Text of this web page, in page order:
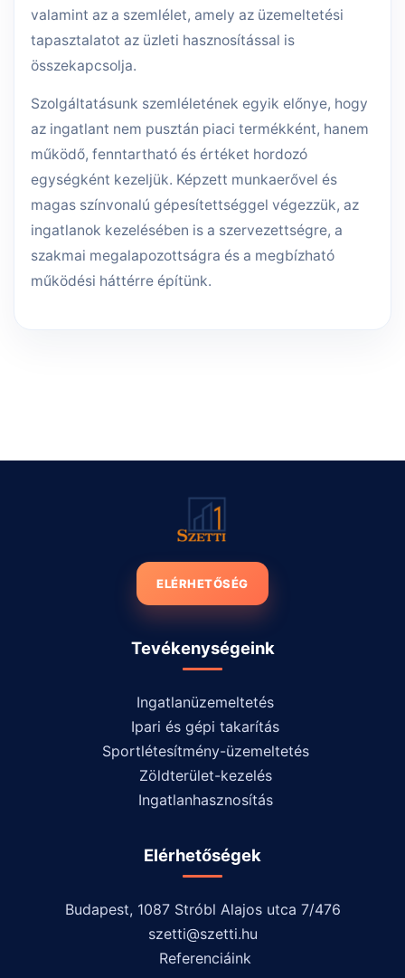
valamint az a szemlélet, amely az üzemeltetési
tapasztalatot az üzleti hasznosítással is
összekapcsolja.
Szolgáltatásunk szemléletének egyik előnye, hogy
az ingatlant nem pusztán piaci termékként, hanem
működő, fenntartható és értéket hordozó
egységként kezeljük. Képzett munkaerővel és
magas színvonalú gépesítettséggel végezzük, az
ingatlanok kezelésében is a szervezettségre, a
szakmai megalapozottságra és a megbízható
működési háttérre építünk.
ELÉRHETŐSÉG
Tevékenységeink
Ingatlanüzemeltetés
Ipari és gépi takarítás
Sportlétesítmény-üzemeltetés
Zöldterület-kezelés
Ingatlanhasznosítás
Elérhetőségek
Budapest, 1087 Stróbl Alajos utca 7/476
szetti@szetti.hu
Referenciáink